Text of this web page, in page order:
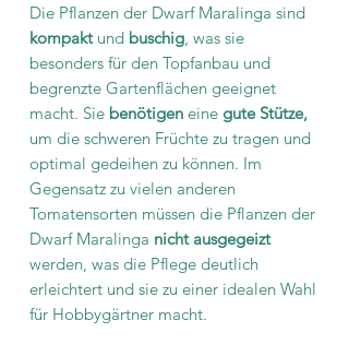
Die Pflanzen der Dwarf Maralinga sind
kompakt und buschig , was sie
besonders für den Topfanbau und
begrenzte Gartenflächen geeignet
macht. Sie benötigen eine gute Stütze,
um die schweren Früchte zu tragen und
optimal gedeihen zu können. Im
Gegensatz zu vielen anderen
Tomatensorten müssen die Pflanzen der
Dwarf Maralinga nicht ausgegeizt
werden, was die Pflege deutlich
erleichtert und sie zu einer idealen Wahl
für Hobbygärtner macht.